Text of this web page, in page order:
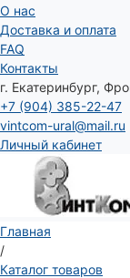
О нас
Доставка и оплата
FAQ
Контакты
г. Екатеринбург,
+7 (904) 385-22-47
vintcom-ural@mail.ru
Личный кабинет
Главная
/
Каталог товаров